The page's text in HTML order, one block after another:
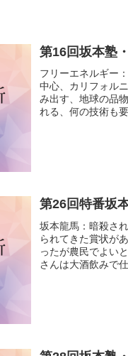
第16回坂本塾
フリーエネルギー
中心、カリフォル
み出す、地球の品
れる、何の技術も
第26回特番坂
坂本龍馬：暗殺さ
られてきた賞状が
ったが農民でよい
さんは大酒飲みで